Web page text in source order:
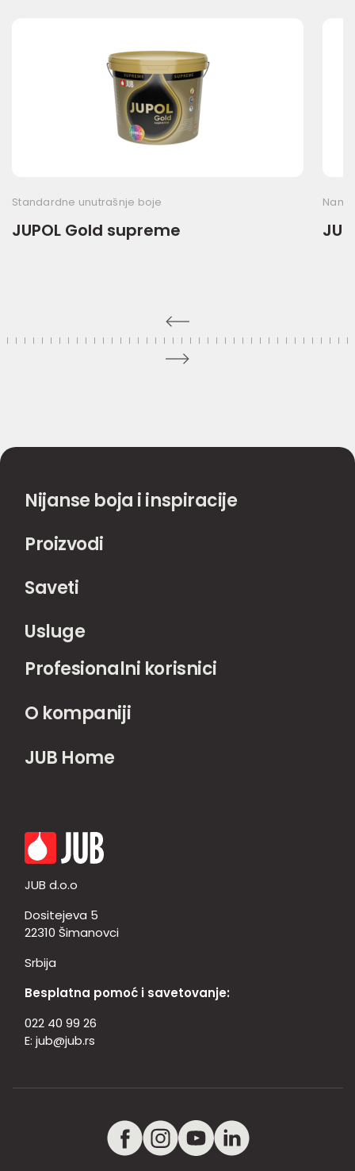
Standardne unutrašnje boje
JUPOL Gold supreme
Nijanse boja i inspiracije
Proizvodi
Saveti
Usluge
Profesionalni korisnici
O kompaniji
JUB Home
JUB d.o.o
Dositejeva 5
22310 Šimanovci
Srbija
Besplatna pomoć i savetovanje:
022 40 99 26
E: jub@jub.rs